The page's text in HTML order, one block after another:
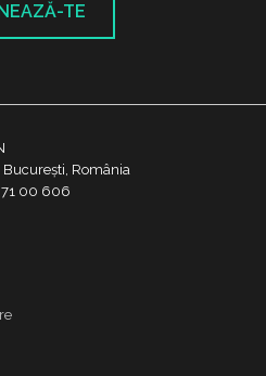
TE
România
71 00 606